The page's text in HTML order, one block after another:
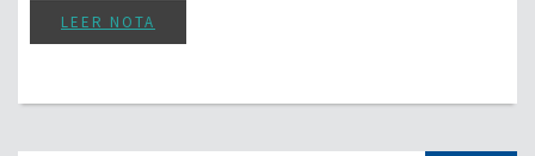
LEER NOTA